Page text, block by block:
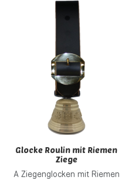
Zur Wunschliste hinzufügen
Zur Vergleichsliste hinzufügen
Glocke Roulin mit Riemen
Ziege
A Ziegenglocken mit Riemen